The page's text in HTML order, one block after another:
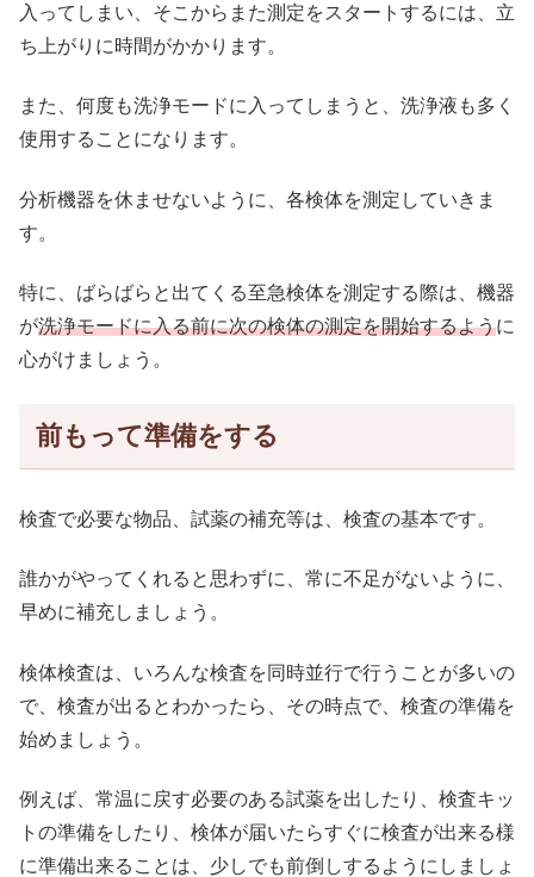
入ってしまい、そこからまた測定をスタートするには、立
ち上がりに時間がかかります。
また、何度も洗浄モードに入ってしまうと、洗浄液も多く
使用することになります。
分析機器を休ませないように、各検体を測定していきま
す。
特に、ばらばらと出てくる至急検体を測定する際は、機器
が洗浄モードに入る前に次の検体の測定を開始するように
心がけましょう。
前もって準備をする
検査で必要な物品、試薬の補充等は、検査の基本です。
誰かがやってくれると思わずに、常に不足がないように、
早めに補充しましょう。
検体検査は、いろんな検査を同時並行で行うことが多いの
で、検査が出るとわかったら、その時点で、検査の準備を
始めましょう。
例えば、常温に戻す必要のある試薬を出したり、検査キッ
トの準備をしたり、検体が届いたらすぐに検査が出来る様
に準備出来ることは、少しでも前倒しするようにしましょ